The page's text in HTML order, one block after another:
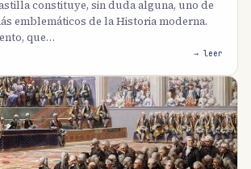
constituye, sin duda alguna, uno de
emblemáticos de la Historia moderna.
que…
→ leer